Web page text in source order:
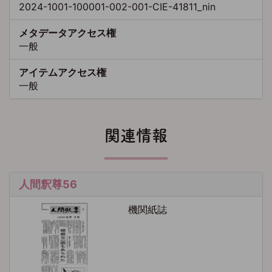
2024-1001-100001-002-001-CIE-41811_nin
メタデータアクセス権
一般
アイテムアクセス権
一般
関連情報
人間釈尊56
機関紙誌